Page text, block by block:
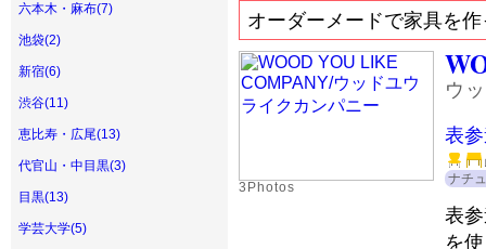
六本木・麻布(7)
池袋(2)
新宿(6)
渋谷(11)
恵比寿・広尾(13)
代官山・中目黒(3)
目黒(13)
学芸大学(5)
オーダーメードで家具を
3Photos
ウ
表
ナチ
表
を